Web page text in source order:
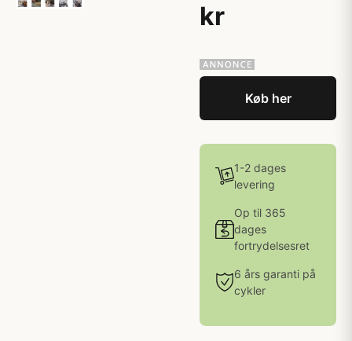
kr
Køb her
1-2 dages
levering
Op til 365
dages
fortrydelsesret
6 års garanti på
cykler